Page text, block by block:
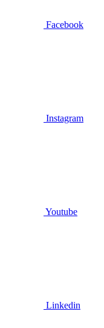
Facebook
Instagram
Youtube
Linkedin